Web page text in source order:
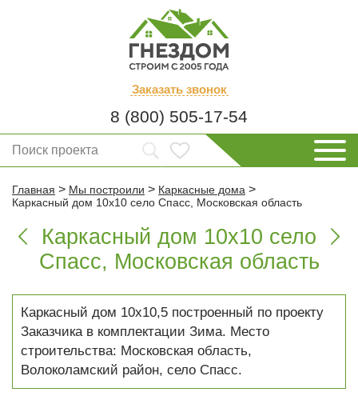
Заказать звонок
8 (800) 505-17-54
Главная > Мы построили > Каркасные дома >
Каркасный дом 10х10 село Спасс, Московская область

Каркасный дом 10х10 село
Спасс, Московская область

Каркасный дом 10х10,5 построенный по проекту
Заказчика в комплектации Зима. Место
строительства: Московская область,
Волоколамский район, село Спасс.